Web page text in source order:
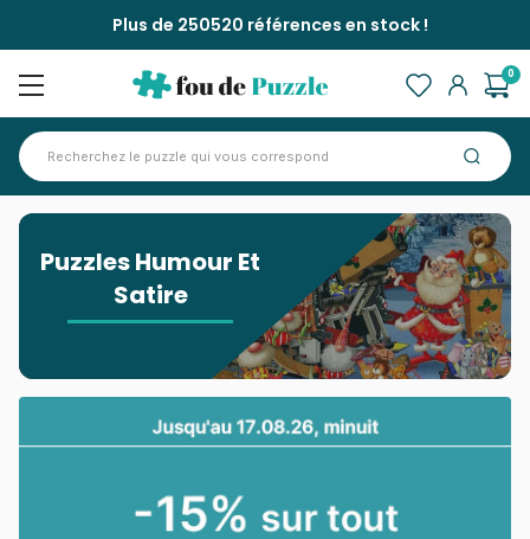
Plus de 250520 références en stock !
0
Puzzles Humour Et
Satire